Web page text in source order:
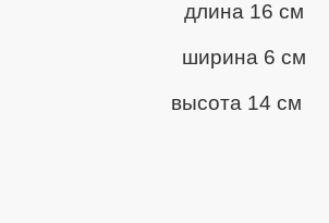
длина 16 см
ширина 6 см
высота 14 см